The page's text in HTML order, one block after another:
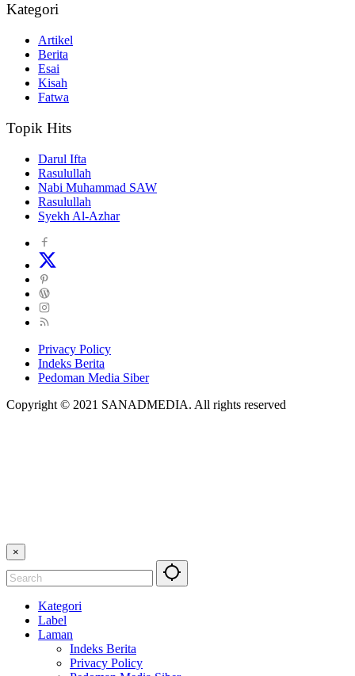
Kategori
Artikel
Berita
Esai
Kisah
Fatwa
Topik Hits
Darul Ifta
Rasulullah
Nabi Muhammad SAW
Rasulullah
Syekh Al-Azhar
Privacy Policy
Indeks Berita
Pedoman Media Siber
Copyright © 2021 SANADMEDIA. All rights reserved
×
Kategori
Label
Laman
Indeks Berita
Privacy Policy